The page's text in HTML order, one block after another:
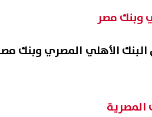
وبنك مصر
المصرية